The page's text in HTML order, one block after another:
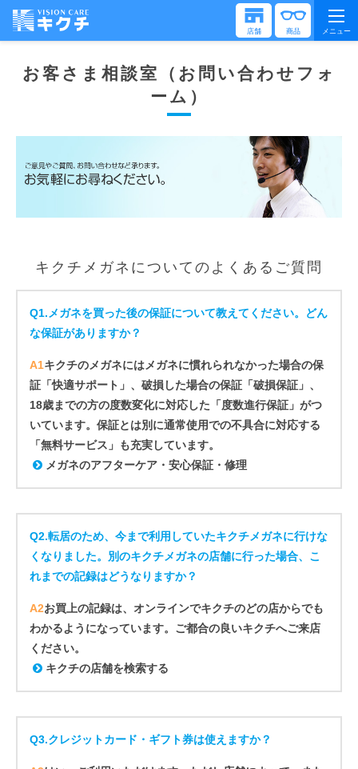
店舗 商品 メニュー
お客さま相談室（お問い合わせフォ
ーム）
キクチメガネについてのよくあるご質問
Q1. メガネを買った後の保証について教えてください。どん
な保証がありますか？
A1キクチのメガネにはメガネに慣れられなかった場合の保
証「快適サポート」、破損した場合の保証「破損保証」、
18歳までの方の度数変化に対応した「度数進行保証」がつ
いています。保証とは別に通常使用での不具合に対応する
「無料サービス」も充実しています。
メガネのアフターケア・安心保証・修理
Q2.転居のため、今まで利用していたキクチメガネに行けな
くなりました。別のキクチメガネの店舗に行った場合、こ
れまでの記録はどうなりますか？
A2お買上の記録は、オンラインでキクチのどの店からでも
わかるようになっています。ご都合の良いキクチへご来店
ください。
キクチの店舗を検索する
Q3.クレジットカード・ギフト券は使えますか？